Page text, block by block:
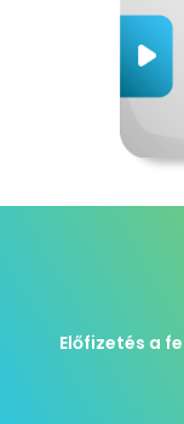
Előfizetés a